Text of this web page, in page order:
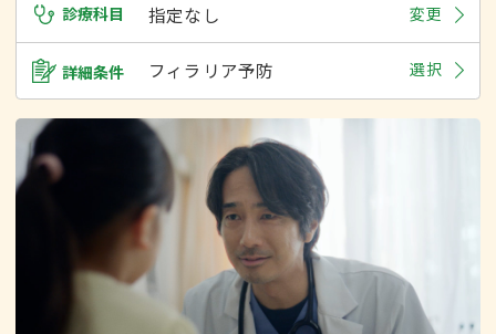
診療科目 指定なし 変更
詳細条件 フィラリア予防 選択